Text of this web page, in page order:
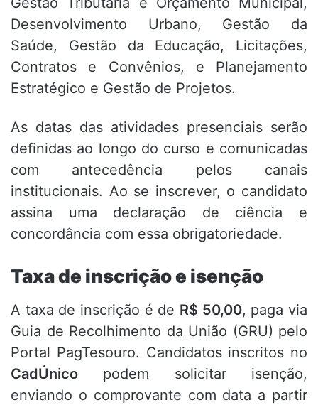
Desenvolvimento Urbano, Gestão da
Saúde, Gestão da Educação, Licitações,
Contratos e Convênios, e Planejamento
Estratégico e Gestão de Projetos.
As datas das atividades presenciais serão
definidas ao longo do curso e comunicadas
com antecedência pelos canais
institucionais. Ao se inscrever, o candidato
assina uma declaração de ciência e
concordância com essa obrigatoriedade.
Taxa de inscrição e isenção
A taxa de inscrição é de R$ 50,00, paga via
Guia de Recolhimento da União (GRU) pelo
Portal PagTesouro. Candidatos inscritos no
CadÚnico podem solicitar isenção,
enviando o comprovante com data a partir